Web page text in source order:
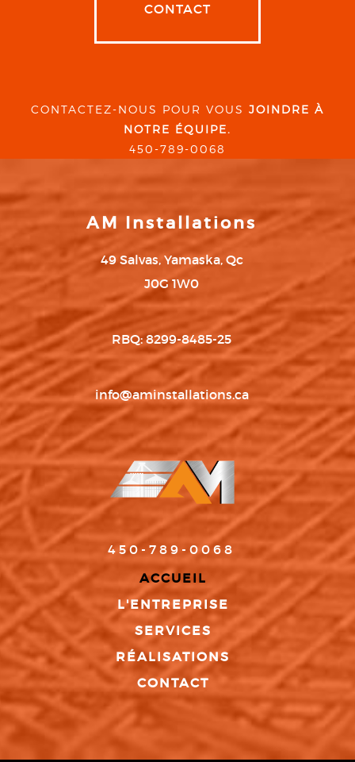
CONTACT
CONTACTEZ-NOUS POUR VOUS JOINDRE À
NOTRE ÉQUIPE.
450-789-0068
AM Installations
49 Salvas, Yamaska, Qc
J0G 1W0
RBQ: 8299-8485-25
info@aminstallations.ca
450-789-0068
ACCUEIL
L'ENTREPRISE
SERVICES
RÉALISATIONS
CONTACT